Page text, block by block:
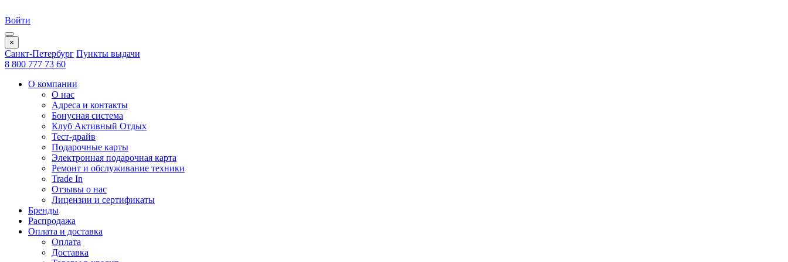
Войти
×
Санкт-Петербург Пункты выдачи
8 800 777 73 60
О компании
О нас
Адреса и контакты
Бонусная система
Клуб Активный Отдых
Тест-драйв
Подарочные карты
Электронная подарочная карта
Ремонт и обслуживание техники
Trade In
Отзывы о нас
Лицензии и сертификаты
Бренды
Распродажа
Оплата и доставка
Оплата
Доставка